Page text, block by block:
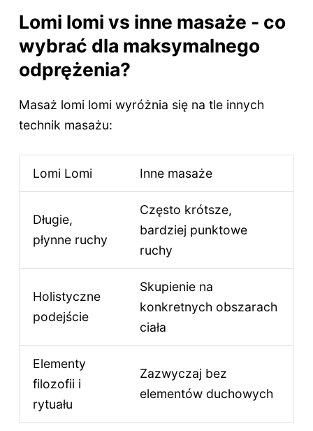
Lomi lomi vs inne masaże - co
wybrać dla maksymalnego
odprężenia?
Masaż lomi lomi wyróżnia się na tle innych
technik masażu:
Lomi Lomi Inne masaże
Długie,
płynne ruchy
Często krótsze,
bardziej punktowe
ruchy
Holistyczne
podejście
Skupienie na
konkretnych obszarach
ciała
Elementy
filozofii i
rytuału
Zazwyczaj bez
elementów duchowych